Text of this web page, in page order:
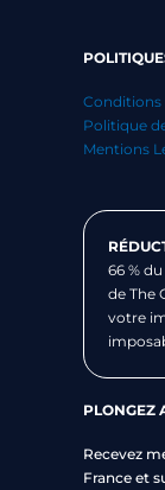
Conditions
Politique
Mentions
66 %
de The
votre
PLONGEZ
Recevez
France et